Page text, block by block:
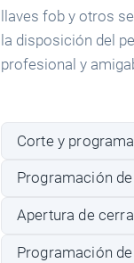
llaves fob y otros
la disposición del
profesional y
Corte y
Programación
Apertura de
Programación